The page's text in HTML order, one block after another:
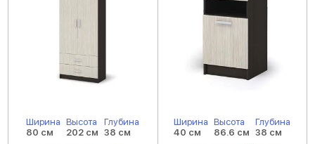
Ширина
80 см
Высота
202 см
Глубина
38 см
Ширина
40 см
Высота
86.6 см
Глубина
38 см